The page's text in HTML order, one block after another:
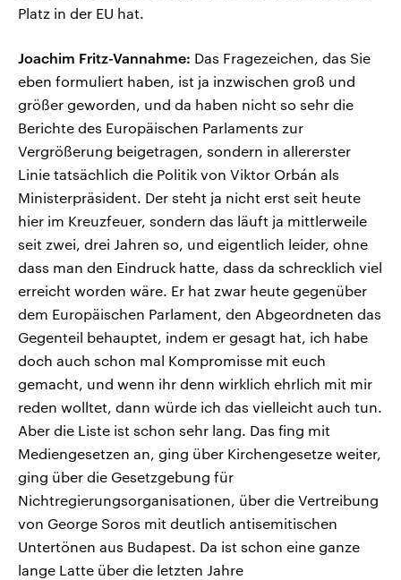
Platz in der EU hat.
Joachim Fritz-Vannahme: Das Fragezeichen, das Sie
eben formuliert haben, ist ja inzwischen groß und
größer geworden, und da haben nicht so sehr die
Berichte des Europäischen Parlaments zur
Vergrößerung beigetragen, sondern in allererster
Linie tatsächlich die Politik von Viktor Orbán als
Ministerpräsident. Der steht ja nicht erst seit heute
hier im Kreuzfeuer, sondern das läuft ja mittlerweile
seit zwei, drei Jahren so, und eigentlich leider, ohne
dass man den Eindruck hatte, dass da schrecklich viel
erreicht worden wäre. Er hat zwar heute gegenüber
dem Europäischen Parlament, den Abgeordneten das
Gegenteil behauptet, indem er gesagt hat, ich habe
doch auch schon mal Kompromisse mit euch
gemacht, und wenn ihr denn wirklich ehrlich mit mir
reden wolltet, dann würde ich das vielleicht auch tun.
Aber die Liste ist schon sehr lang. Das fing mit
Mediengesetzen an, ging über Kirchengesetze weiter,
ging über die Gesetzgebung für
Nichtregierungsorganisationen, über die Vertreibung
von George Soros mit deutlich antisemitischen
Untertönen aus Budapest. Da ist schon eine ganze
lange Latte über die letzten Jahre